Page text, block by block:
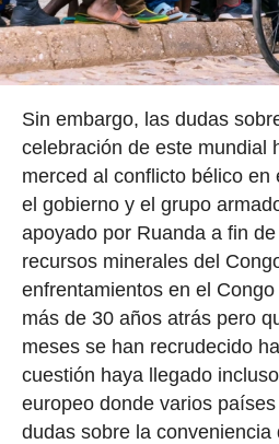
Sin embargo, las dudas
celebración de este mundial
merced al conflicto bélico en
el gobierno y el grupo
apoyado por Ruanda a fin
recursos minerales del
enfrentamientos en el
más de 30 años atrás pero
meses se han recrudecido
cuestión haya llegado
europeo donde varios
dudas sobre la conveniencia